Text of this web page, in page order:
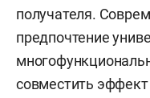
получателя.
предпочтение
совместить